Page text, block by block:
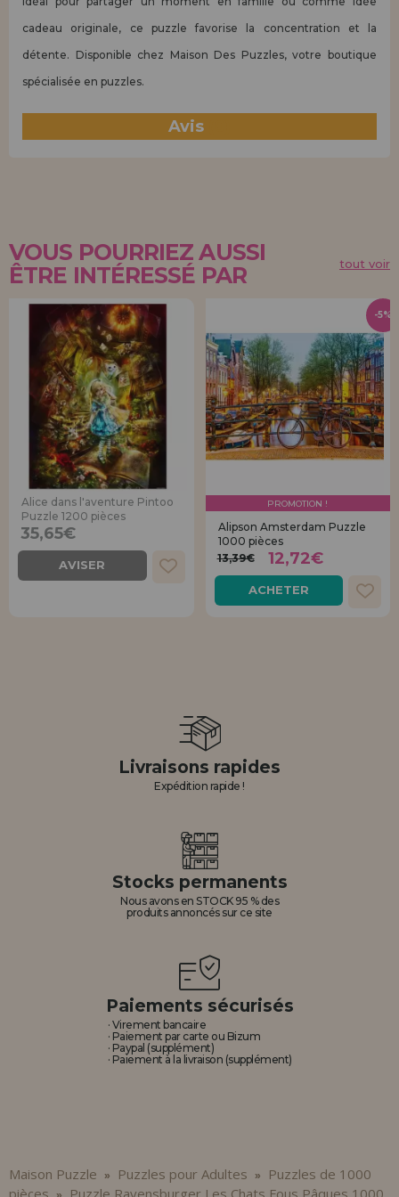
cadeau originale, ce puzzle favorise la concentration et la
détente. Disponible chez Maison Des Puzzles, votre boutique
spécialisée en puzzles.
Avis
VOUS POURRIEZ AUSSI
ÊTRE INTÉRESSÉ PAR
tout voir
Alice dans l'aventure Pintoo
Puzzle 1200 pièces
35,65€
AVISER
PROMOTION !
Alipson Amsterdam Puzzle
1000 pièces
13,39€
12,72€
ACHETER
-5%
Livraisons rapides
Expédition rapide !
Stocks permanents
Nous avons en STOCK 95 % des
produits annoncés sur ce site
Paiements sécurisés
· Virement bancaire
· Paiement par carte ou Bizum
· Paypal (supplément)
· Paiement à la livraison (supplément)
Maison Puzzle » Puzzles pour Adultes »
Puzzles de 1000